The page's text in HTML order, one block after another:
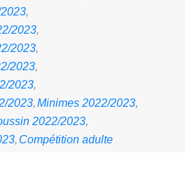
2023
2023
2023
2023
2023 Minimes 2022/2023
2022/2023
Compétition adulte